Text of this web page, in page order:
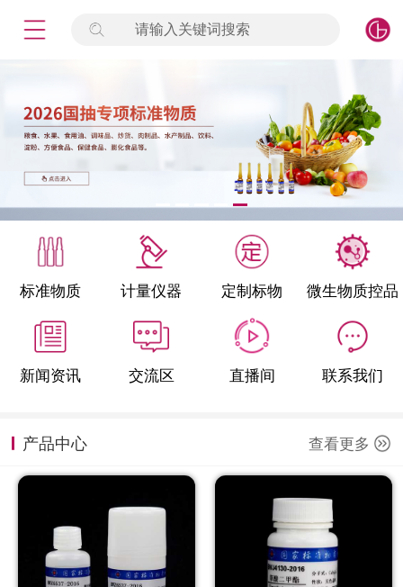
请输入关键词搜索
标准物质 计量仪器 定制标物 微生物质控品
新闻资讯 交流区 直播间 联系我们
产品中心 查看更多
标准物质
产品专项
微生物检测/质控品
定制标物
定制仪器
新闻资讯
公司主页